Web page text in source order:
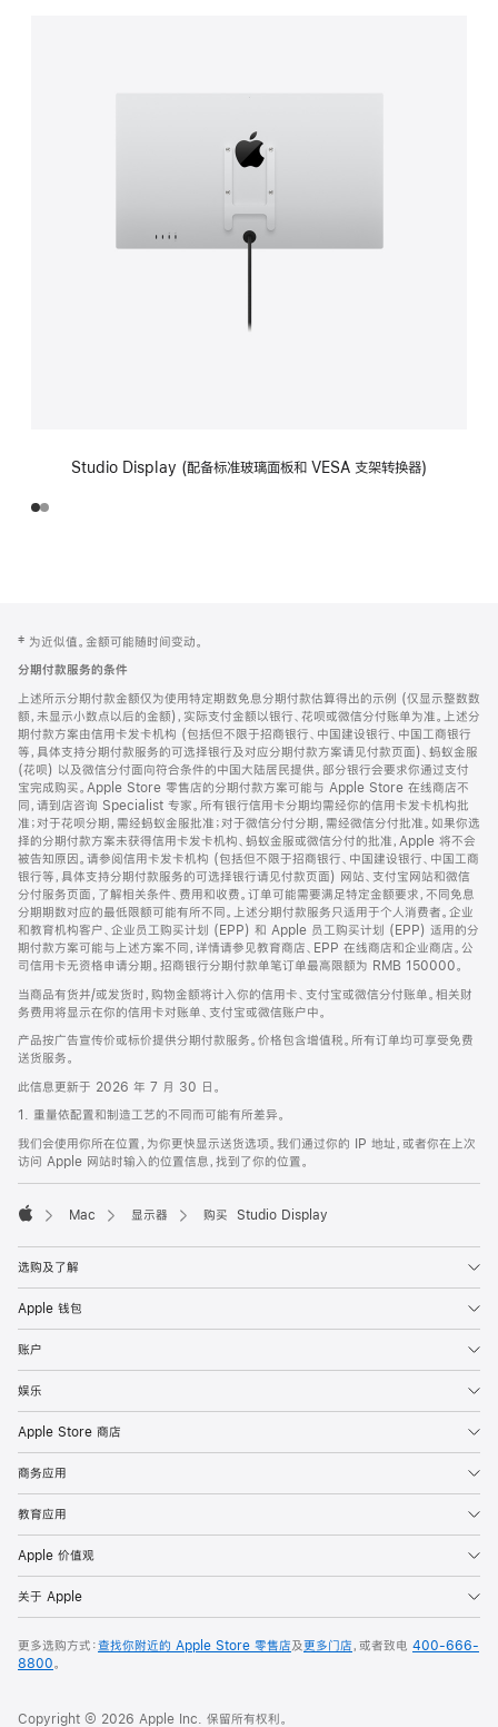
Studio Display (配备标准玻璃面板和 VESA 支架转换器)
页
页
脚
注
‡ 为近似值。金额可能随时间变动。
分期付款服务的条件
上述所示分期付款金额仅为使用特定期数免息分期付款估算得出的示例 (仅显示整数数
额，未显示小数点以后的金额)，实际支付金额以银行、花呗或微信分付账单为准。上述分
期付款方案由信用卡发卡机构 (包括但不限于招商银行、中国建设银行、中国工商银行
等，具体支持分期付款服务的可选择银行及对应分期付款方案请见付款页面)、蚂蚁金服
(花呗) 以及微信分付面向符合条件的中国大陆居民提供。部分银行会要求你通过支付
宝完成购买。Apple Store 零售店的分期付款方案可能与 Apple Store 在线商店不
同，请到店咨询 Specialist 专家。所有银行信用卡分期均需经你的信用卡发卡机构批
准；对于花呗分期，需经蚂蚁金服批准；对于微信分付分期，需经微信分付批准。如果你选
择的分期付款方案未获得信用卡发卡机构、蚂蚁金服或微信分付的批准，Apple 将不会
被告知原因。请参阅信用卡发卡机构 (包括但不限于招商银行、中国建设银行、中国工商
银行等，具体支持分期付款服务的可选择银行请见付款页面) 网站、支付宝网站和微信
分付服务页面，了解相关条件、费用和收费。订单可能需要满足特定金额要求，不同免息
分期期数对应的最低限额可能有所不同。上述分期付款服务只适用于个人消费者。企业
和教育机构客户、企业员工购买计划 (EPP) 和 Apple 员工购买计划 (EPP) 适用的分
期付款方案可能与上述方案不同，详情请参见教育商店、EPP 在线商店和企业商店。公
司信用卡无资格申请分期。招商银行分期付款单笔订单最高限额为 RMB 150000。
当商品有货并/或发货时，购物金额将计入你的信用卡、支付宝或微信分付账单。相关财
务费用将显示在你的信用卡对账单、支付宝或微信账户中。
产品按广告宣传价或标价提供分期付款服务。价格包含增值税。所有订单均可享受免费
送货服务。
此信息更新于 2026 年 7 月 30 日。
1. 重量依配置和制造工艺的不同而可能有所差异。
我们会使用你所在位置，为你更快显示送货选项。我们通过你的 IP 地址，或者你在上次
访问 Apple 网站时输入的位置信息，找到了你的位置。
Mac 显示器 购买 Studio Display
选购及了解
Apple 钱包
账户
娱乐
Apple Store 商店
商务应用
教育应用
Apple 价值观
关于 Apple
更多选购方式：查找你附近的 Apple Store 零售店及更多门店，或者致电 400-666-
8800。
Copyright © 2026 Apple Inc. 保留所有权利。